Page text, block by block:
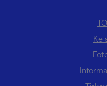
Ke